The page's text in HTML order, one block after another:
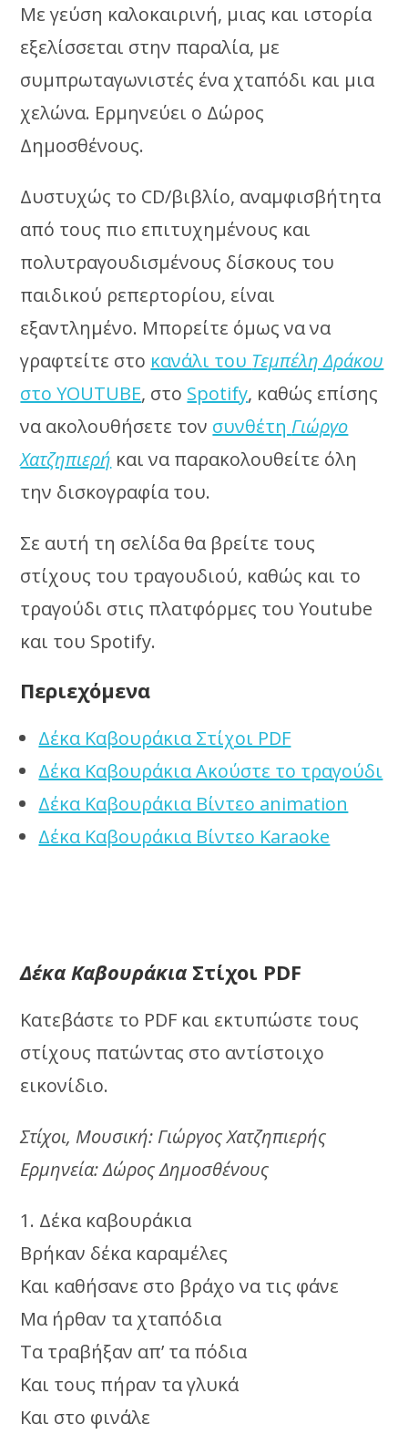
Με γεύση καλοκαιρινή, μιας και ιστορία
εξελίσσεται στην παραλία, με
συμπρωταγωνιστές ένα χταπόδι και μια
χελώνα. Ερμηνεύει ο Δώρος
Δημοσθένους.
Δυστυχώς το CD/βιβλίο, αναμφισβήτητα
από τους πιο επιτυχημένους και
πολυτραγουδισμένους δίσκους του
παιδικού ρεπερτορίου, είναι
εξαντλημένο. Μπορείτε όμως να να
γραφτείτε στο κανάλι του Τεμπέλη Δράκου
στο YOUTUBE, στο Spotify, καθώς επίσης
να ακολουθήσετε τον συνθέτη Γιώργο
Χατζηπιερή και να παρακολουθείτε όλη
την δισκογραφία του.
Σε αυτή τη σελίδα θα βρείτε τους
στίχους του τραγουδιού, καθώς και το
τραγούδι στις πλατφόρμες του Youtube
και του Spotify.
Περιεχόμενα
Δέκα Καβουράκια Στίχοι PDF
Δέκα Καβουράκια Ακούστε το τραγούδι
Δέκα Καβουράκια Βίντεο animation
Δέκα Καβουράκια Βίντεο Karaoke
Δέκα Καβουράκια Στίχοι PDF
Κατεβάστε το PDF και εκτυπώστε τους
στίχους πατώντας στο αντίστοιχο
εικονίδιο.
Στίχοι, Μουσική: Γιώργος Χατζηπιερής
Ερμηνεία: Δώρος Δημοσθένους
1. Δέκα καβουράκια
Βρήκαν δέκα καραμέλες
Και καθήσανε στο βράχο να τις φάνε
Μα ήρθαν τα χταπόδια
Τα τραβήξαν απ’ τα πόδια
Και τους πήραν τα γλυκά
Και στο φινάλε